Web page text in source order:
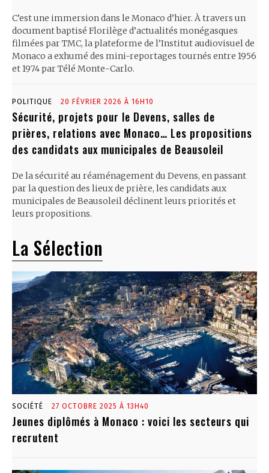
C’est une immersion dans le Monaco d’hier. À travers un
document baptisé Florilège d’actualités monégasques
filmées par TMC, la plateforme de l’Institut audiovisuel de
Monaco a exhumé des mini-reportages tournés entre 1956
et 1974 par Télé Monte-Carlo.
POLITIQUE 20 FÉVRIER 2026 À 16H10
Sécurité, projets pour le Devens, salles de
prières, relations avec Monaco… Les propositions
des candidats aux municipales de Beausoleil
De la sécurité au réaménagement du Devens, en passant
par la question des lieux de prière, les candidats aux
municipales de Beausoleil déclinent leurs priorités et
leurs propositions.
La Sélection
SOCIÉTÉ 27 OCTOBRE 2025 À 13H40
Jeunes diplômés à Monaco : voici les secteurs qui
recrutent